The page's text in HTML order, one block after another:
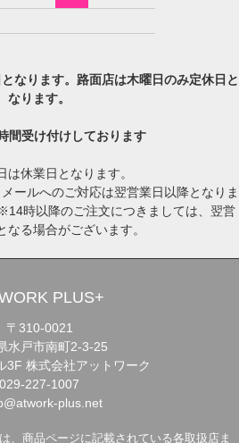
なります。路面店は木曜日のみ定休日と
なります。
間受け付けしております
は休業日となります。
ールへのご対応は翌営業日以降となりま
時以降のご注文につきましては、翌営
なる場合がございます。
PLUS+
〒310-0021
水戸市南町2-3-25
3F 株式会社アットワーク
029-227-1007
plus.net
、商品ページに記載されている各取扱店ま